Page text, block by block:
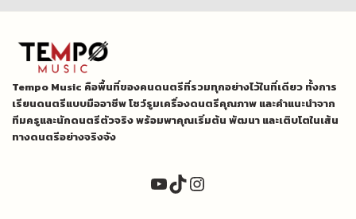
Tempo Music คือพื้นที่ของคนดนตรีที่รวมทุกอย่างไว้ในที่เดียว ทั้งการ
เรียนดนตรีแบบมืออาชีพ โชว์รูมเครื่องดนตรีคุณภาพ และคำแนะนำจาก
ทีมครูและนักดนตรีตัวจริง พร้อมพาคุณเริ่มต้น พัฒนา และเติบโตในเส้น
ทางดนตรีอย่างจริงจัง
YouTube
TikTok
Instagram